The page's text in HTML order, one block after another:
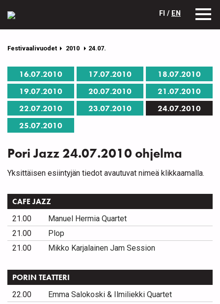
FI / EN
Festivaalivuodet 2010 24.07.
16.07.2010 17.07.2010
18.07.2010
19.07.2010
20.07.2010
21.07.2010
22.07.2010
23.07.2010
24.07.2010
25.07.2010
Pori Jazz 24.07.2010 ohjelma
Yksittäisen esiintyjän tiedot avautuvat nimeä klikkaamalla.
CAFE JAZZ
21.00
Manuel Hermia Quartet
21.00
Plop
21.00
Mikko Karjalainen Jam Session
PORIN TEATTERI
22.00
Emma Salokoski & Ilmiliekki Quartet